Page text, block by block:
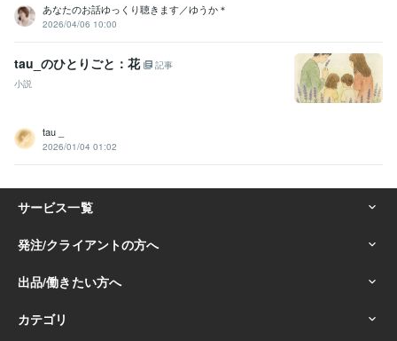
あなたのお話ゆっくり聴きます／ゆうか＊
2026/04/06 10:00
tau_のひとりごと：花
記事
小説
tau _
2026/01/04 01:02